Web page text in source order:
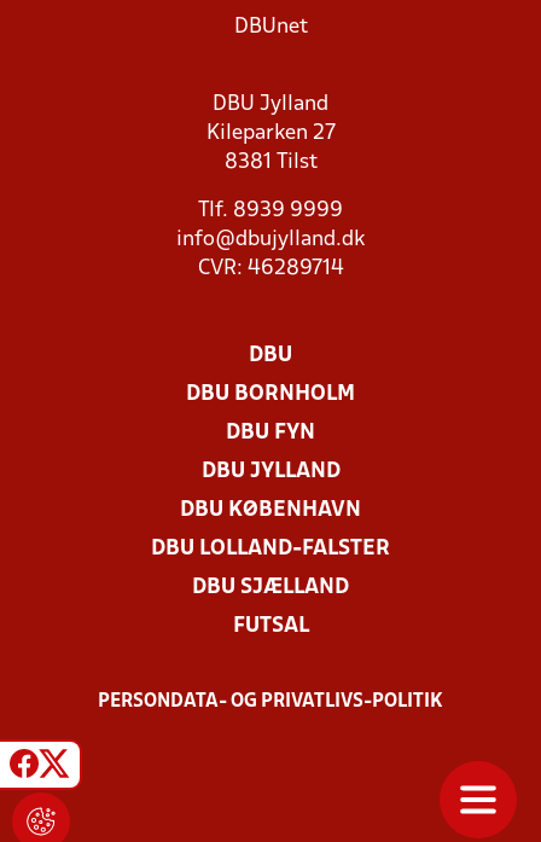
DBUnet
DBU Jylland
Kileparken 27
8381 Tilst
Tlf. 8939 9999
info@dbujylland.dk
CVR: 46289714
DBU
DBU BORNHOLM
DBU FYN
DBU JYLLAND
DBU KØBENHAVN
DBU LOLLAND-FALSTER
DBU SJÆLLAND
FUTSAL
PERSONDATA- OG PRIVATLIVS-POLITIK